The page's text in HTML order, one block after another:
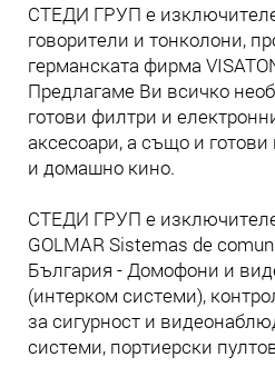
СТЕДИ ГРУП е
говорители и тонколони,
германската фирма
Предлагаме Ви всичко
готови филтри и
аксесоари, а също и
и домашно кино.
СТЕДИ ГРУП е
GOLMAR Sistemas de
България - Домофони и
(интерком системи),
за сигурност и
системи, портиерски